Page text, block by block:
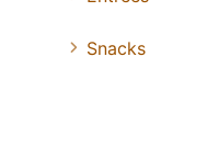
Snacks